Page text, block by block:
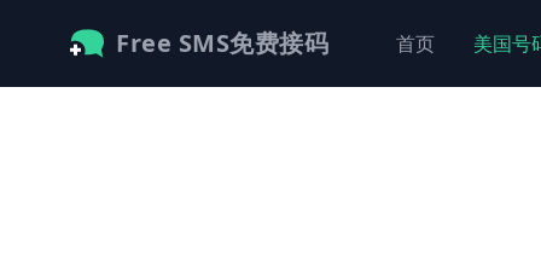
Free SMS免费接码 首页 美国号